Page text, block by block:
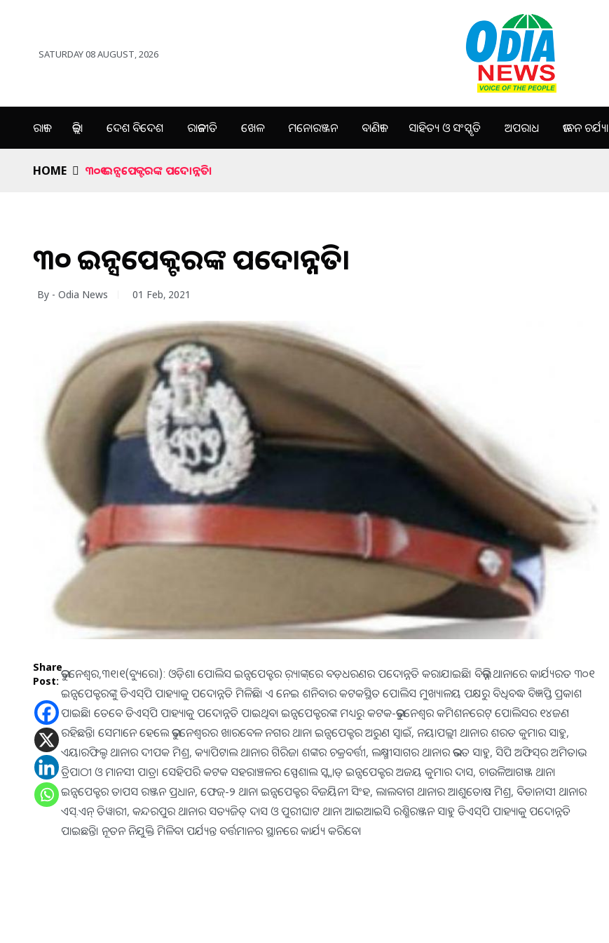
SATURDAY 08 AUGUST, 2026
ରାଜ୍ୟ ଜିଲ୍ଲା ଦେଶ ବିଦେଶ ରାଜନୀତି ଖେଳ ମନୋରଞ୍ଜନ ବାଣିଜ୍ୟ ସାହିତ୍ୟ ଓ ସଂସ୍କୃତି ଅପରାଧ ଜୀବନ ଚର୍ଯ୍ୟା
HOME ୩୦୧ ଇନ୍ସପେକ୍ଟରଙ୍କ ପଦୋନ୍ନତି।
୩୦୧ ଇନ୍ସପେକ୍ଟରଙ୍କ ପଦୋନ୍ନତି।
By - Odia News 01 Feb, 2021
Share
Post:
ଭୁବନେଶ୍ୱର,୩୧।୧(ବ୍ୟୁରୋ): ଓଡ଼ିଶା ପୋଲିସ ଇନ୍ସପେକ୍ଟର ର଼୍ୟାଙ୍କ୍‌ରେ ବଡ଼ଧରଣର ପଦୋନ୍ନତି କରାଯାଇଛି। ବିଭିନ୍ନ ଥାନାରେ କାର୍ଯ୍ୟରତ ୩୦୧
ଇନ୍ସପେକ୍ଟରଙ୍କୁ ଡିଏସ୍‌ପି ପାହ୍ୟାକୁ ପଦୋନ୍ନତି ମିଳିଛି। ଏ ନେଇ ଶନିବାର କଟକସ୍ଥିତ ପୋଲିସ ମୁଖ୍ୟାଳୟ ପକ୍ଷରୁ ବିଧିବଦ୍ଧ ବିଜ୍ଞପ୍ତି ପ୍ରକାଶ
ପାଇଛି। ତେବେ ଡିଏସ୍‌ପି ପାହ୍ୟାକୁ ପଦୋନ୍ନତି ପାଇଥିବା ଇନ୍ସପେକ୍ଟରଙ୍କ ମଧ୍ୟରୁ କଟକ-ଭୁବନେଶ୍ୱର କମିଶନରେଟ୍‌ ପୋଲିସର ୧୪ଜଣ
ରହିଛନ୍ତି। ସେମାନେ ହେଲେ ଭୁବନେଶ୍ୱରର ଖାରବେଳ ନଗର ଥାନା ଇନ୍ସପେକ୍ଟର ଅରୁଣ ସ୍ବାଇଁ, ନୟାପଲ୍ଲୀ ଥାନାର ଶରତ କୁମାର ସାହୁ,
ଏୟାରଫିଲ୍ଡ ଥାନାର ଦୀପକ ମିଶ୍ର, କ୍ୟାପିଟାଲ ଥାନାର ଗିରିଜା ଶଙ୍କର ଚକ୍ରବର୍ତ୍ତୀ, ଲକ୍ଷ୍ମୀସାଗର ଥାନାର ଭରତ ସାହୁ, ସିପି ଅଫିସ୍‌ର ଅମିତାଭ
ତ୍ରିପାଠୀ ଓ ମାନସୀ ପାତ୍ର। ସେହିପରି କଟକ ସହରାଞ୍ଚଳର ସ୍ପେଶାଲ ସ୍କ୍ବାଡ୍‌ ଇନ୍ସପେକ୍ଟର ଅଜୟ କୁମାର ଦାସ, ଚାଉଳିଆଗଞ୍ଜ ଥାନା
ଇନ୍ସପେକ୍ଟର ତାପସ ରଞ୍ଜନ ପ୍ରଧାନ, ଫେଜ୍‌-୨ ଥାନା ଇନ୍ସପେକ୍ଟର ବିଜୟିନୀ ସିଂହ, ଲାଲବାଗ ଥାନାର ଆଶୁତୋଷ ମିଶ୍ର, ବିଡାନାସୀ ଥାନାର
ଏସ୍‌.ଏନ୍‌ ତିୱାରୀ, କନ୍ଦରପୁର ଥାନାର ସତ୍ୟଜିତ୍‌ ଦାସ ଓ ପୁରୀଘାଟ ଥାନା ଆଇଆଇସି ରଶ୍ମିରଞ୍ଜନ ସାହୁ ଡିଏସ୍‌ପି ପାହ୍ୟାକୁ ପଦୋନ୍ନତି
ପାଇଛନ୍ତି। ନୂତନ ନିଯୁକ୍ତି ମିଳିବା ପର୍ଯ୍ୟନ୍ତ ବର୍ତ୍ତମାନର ସ୍ଥାନରେ କାର୍ଯ୍ୟ କରିବେ।